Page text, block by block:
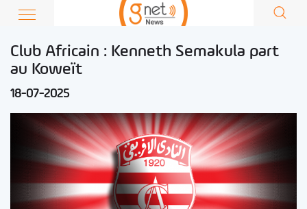
Club Africain : Kenneth Semakula part
au Koweït
18-07-2025